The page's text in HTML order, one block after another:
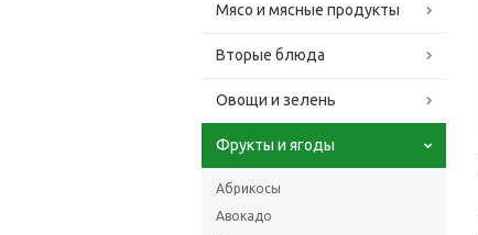
Мясо и мясные продукты
Вторые блюда
Овощи и зелень
Фрукты и ягоды
Абрикосы
Авокадо